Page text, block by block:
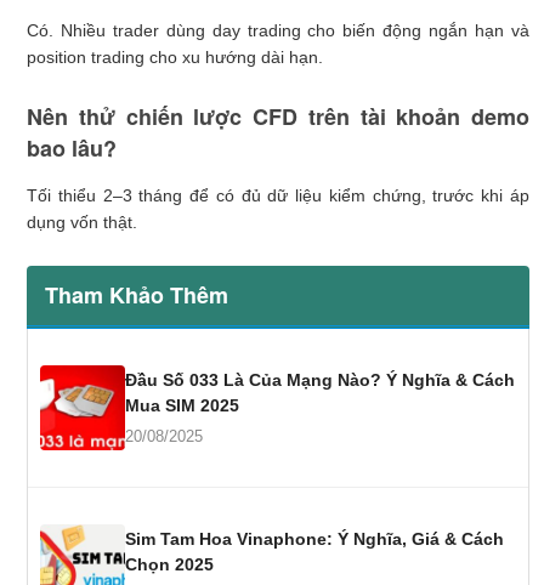
Có. Nhiều trader dùng day trading cho biến động ngắn hạn và
position trading cho xu hướng dài hạn.
Nên thử chiến lược CFD trên tài khoản demo
bao lâu?
Tối thiểu 2–3 tháng để có đủ dữ liệu kiểm chứng, trước khi áp
dụng vốn thật.
Tham Khảo Thêm
Đầu Số 033 Là Của Mạng Nào? Ý Nghĩa & Cách
Mua SIM 2025
20/08/2025
Sim Tam Hoa Vinaphone: Ý Nghĩa, Giá & Cách
Chọn 2025